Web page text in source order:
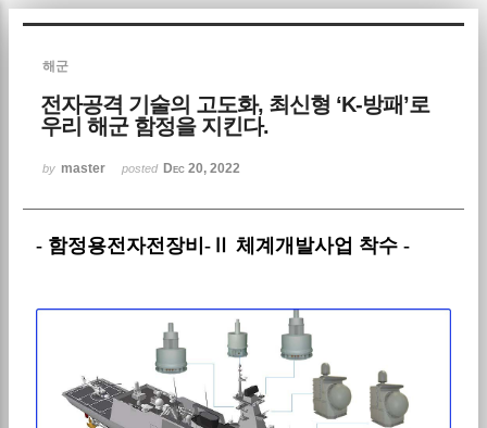
해군
전자공격 기술의 고도화, 최신형 ‘K-방패’로
우리 해군 함정을 지킨다.
by master posted Dec 20, 2022
- 함정용전자전장비-Ⅱ 체계개발사업 착수 -
Sketchbook5, 스케치북5
Sketchbook5, 스케치북5